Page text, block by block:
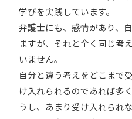
学びを実践しています。
弁護士にも、感情があり、
ますが、それと全く同じ考
いません。
自分と違う考えをどこまで
け入れられるのであれば多
うし、あまり受け入れられ